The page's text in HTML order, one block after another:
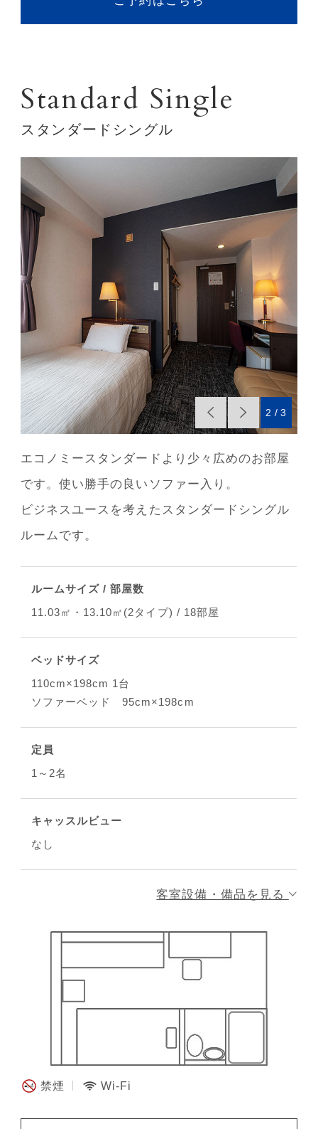
Standard Single
スタンダードシングル
2 3
禁煙 Wi-Fi
エコノミースタンダードより少々広めのお部屋
です。使い勝手の良いソファー入り。
ビジネスユースを考えたスタンダードシングル
ルームです。
ルームサイズ / 部屋数
11.03㎡・13.10㎡(2タイプ) / 18部屋
ベッドサイズ
110cm×198cm 1台
ソファーベッド 95cm×198cm
定員
1～2名
キャッスルビュー
なし
客室設備・備品を見る